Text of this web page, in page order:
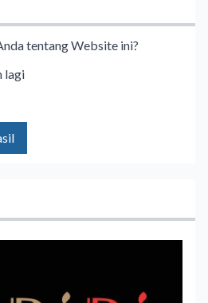
tentang Website ini?
lagi